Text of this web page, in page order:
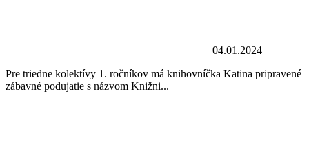
04.01.2024
Pre triedne kolektívy 1. ročníkov má knihovníčka Katina pripravené
zábavné podujatie s názvom Knižni...